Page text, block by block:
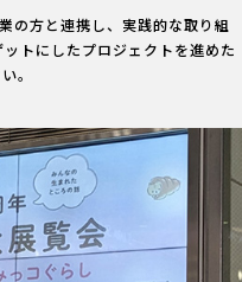
の方と連携し、実践的な取り組
トにしたプロジェクトを進めた
。